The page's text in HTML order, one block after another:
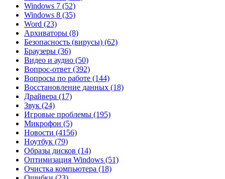
Windows 7 (52)
Windows 8 (35)
Word (23)
Архиваторы (8)
Безопасность (вирусы) (62)
Браузеры (36)
Видео и аудио (50)
Вопрос-ответ (392)
Вопросы по работе (144)
Восстановление данных (18)
Драйвера (17)
Звук (24)
Игровые проблемы (195)
Микрофон (5)
Новости (4156)
Ноутбук (79)
Образы дисков (14)
Оптимизация Windows (51)
Очистка компьютера (18)